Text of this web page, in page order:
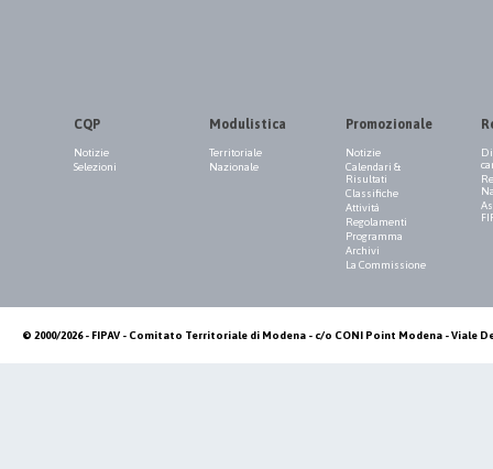
CQP
Notizie
Selezioni
Modulistica
Territoriale
Nazionale
Promozionale
Notizie
Calendari &
Risultati
Classifiche
Attività
Regolamenti
Programma
Archivi
La Commissione
© 2000/2026 - FIPAV - Comitato Territoriale di Modena - c/o CONI Point Modena - Viale